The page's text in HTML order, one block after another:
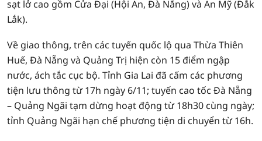
sạt lở cao gồm Cửa Đại (Hội An, Đà Nẵng) và An Mỹ (Đắk
Lắk).
Về giao thông, trên các tuyến quốc lộ qua Thừa Thiên
Huế, Đà Nẵng và Quảng Trị hiện còn 15 điểm ngập
nước, ách tắc cục bộ. Tỉnh Gia Lai đã cấm các phương
tiện lưu thông từ 17h ngày 6/11; tuyến cao tốc Đà Nẵng
– Quảng Ngãi tạm dừng hoạt động từ 18h30 cùng ngày;
tỉnh Quảng Ngãi hạn chế phương tiện di chuyển từ 16h.